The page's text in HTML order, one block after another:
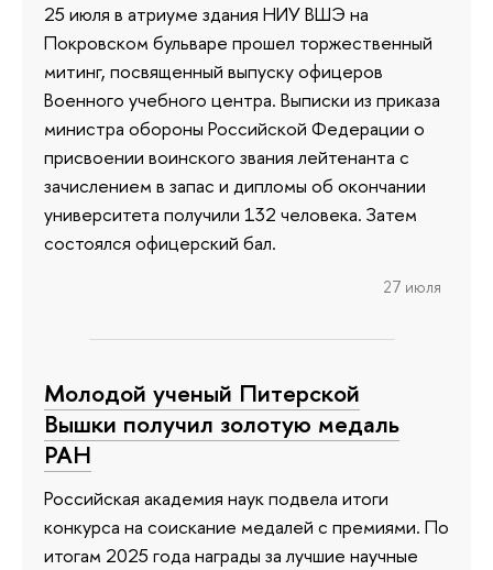
25 июля в атриуме здания НИУ ВШЭ на
Покровском бульваре прошел торжественный
митинг, посвященный выпуску офицеров
Военного учебного центра. Выписки из приказа
министра обороны Российской Федерации о
присвоении воинского звания лейтенанта с
зачислением в запас и дипломы об окончании
университета получили 132 человека. Затем
состоялся офицерский бал.
27 июля
Молодой ученый Питерской
Вышки получил золотую медаль
РАН
Российская академия наук подвела итоги
конкурса на соискание медалей с премиями. По
итогам 2025 года награды за лучшие научные